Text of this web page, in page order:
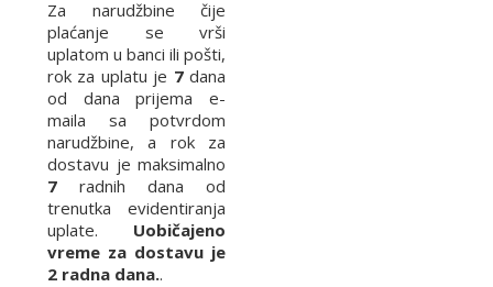
Za narudžbine čije
plaćanje se vrši
uplatom u banci ili pošti,
rok za uplatu je 7dana
od dana prijema e-
maila sa potvrdom
narudžbine, a rok za
dostavu je maksimalno
7 radnih dana od
trenutka evidentiranja
uplate. Uobičajeno
vreme za dostavu je
2 radna dana..